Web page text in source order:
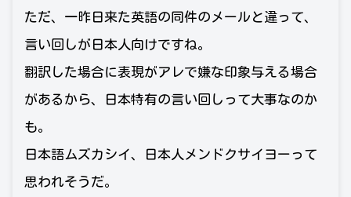
ただ、一昨日来た英語の同件のメールと違って、
言い回しが日本人向けですね。
翻訳した場合に表現がアレで嫌な印象与える場合
があるから、日本特有の言い回しって大事なのか
も。
日本語ムズカシイ、日本人メンドクサイヨーって
思われそうだ。